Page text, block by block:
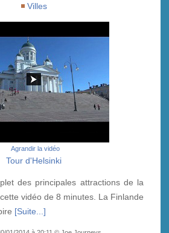
Villes
Agrandir la vidéo
Tour d'Helsinki
des principales attractions de la
vidéo de 8 minutes. La Finlande
[Suite...]